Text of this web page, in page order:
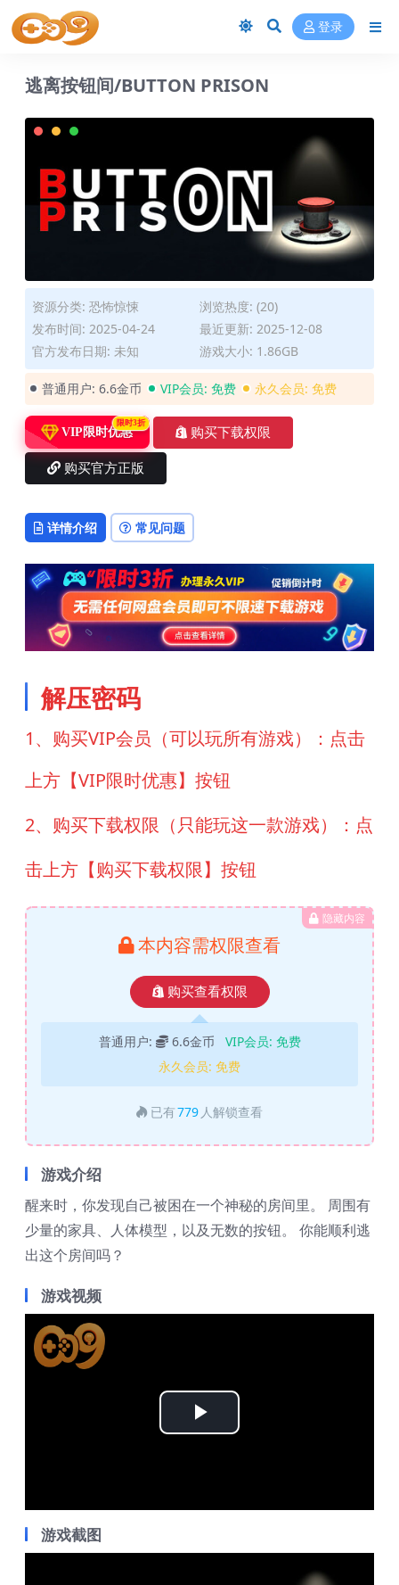
登录
逃离按钮间/BUTTON PRISON
资源分类: 恐怖惊悚
浏览热度: (20)
发布时间: 2025-04-24
最近更新: 2025-12-08
官方发布日期: 未知
游戏大小: 1.86GB
普通用户: 6.6金币 VIP会员: 免费 永久会员: 免费
VIP限时优惠
限时3折
购买下载权限
购买官方正版
详情介绍 常见问题
解压密码
1、购买VIP会员（可以玩所有游戏）：点击
上方【VIP限时优惠】按钮
2、购买下载权限（只能玩这一款游戏）：点
击上方【购买下载权限】按钮
隐藏内容
本内容需权限查看
购买查看权限
普通用户: 6.6金币 VIP会员: 免费
永久会员: 免费
已有779 人解锁查看
游戏介绍
醒来时，你发现自己被困在一个神秘的房间里。 周围有
少量的家具、人体模型，以及无数的按钮。 你能顺利逃
出这个房间吗？
游戏视频
Play
游戏截图